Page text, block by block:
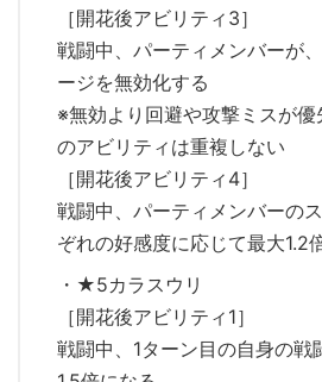
［開花後アビリティ3］
戦闘中、パーティメンバーが
ージを無効化する
※無効より回避や攻撃ミスが
のアビリティは重複しない
［開花後アビリティ4］
戦闘中、パーティメンバーの
ぞれの好感度に応じて最大1.2
・★5カラスウリ
［開花後アビリティ1］
戦闘中、1ターン目の自身の戦